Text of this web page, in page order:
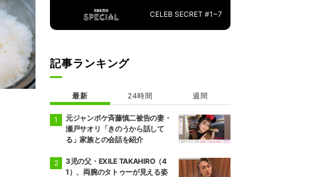
CELEB SECRET #1~7
記事ランキング
最新 24時間 週間
元ジャンポケ斉藤慎二被告の妻・
瀬戸サオリ「きのうから話して
る」家族との会話を紹介
3児の父・EXILE TAKAHIRO（4
1）、両腕のタトゥーが見える姿